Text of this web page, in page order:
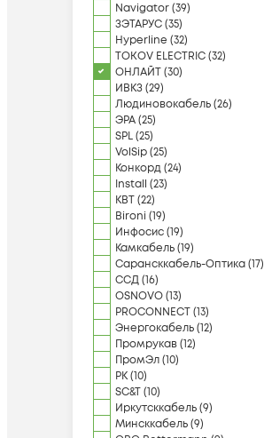
Navigator(39)
ЗЭТАРУС(35)
Hyperline (32)
TOKOV ELECTRIC(32)
ОНЛАЙТ(30)
ИВКЗ(29)
Людиновокабель(26)
ЭРА(25)
SPL(25)
VolSip(25)
Конкорд(24)
Install (23)
КВТ(22)
Bironi (19)
Инфосис(19)
Камкабель(19)
Сарансккабель-Оптика(17)
ССД(16)
OSNOVO(13)
PROCONNECT(13)
Энергокабель(12)
Промрукав(12)
ПромЭл(10)
РК(10)
SC&T(10)
Иркутсккабель(9)
Минсккабель(9)